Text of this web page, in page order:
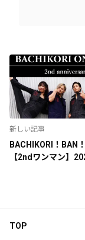
新しい記事
BACHIKORI！BAN
【2ndワンマン】
TOP